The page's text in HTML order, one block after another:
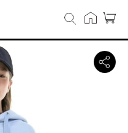
로고 후드집업
상품으로, 캐리마켓에서